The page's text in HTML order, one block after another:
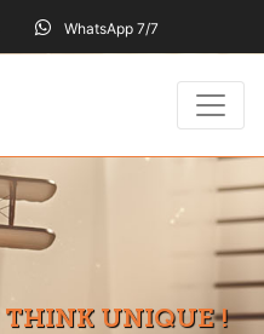
WhatsApp 7/7
THINK UNIQUE !